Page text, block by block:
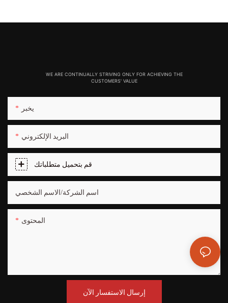
WE ARE CONTINUALLY STRIVING ONLY FOR ACHIEVING THE
CUSTOMERS' VALUE
يخبر
البريد الإلكتروني
قم بتحميل متطلباتك
اسم الشركة/الاسم الشخصي
المحتوى
إرسال الاستفسار الآن